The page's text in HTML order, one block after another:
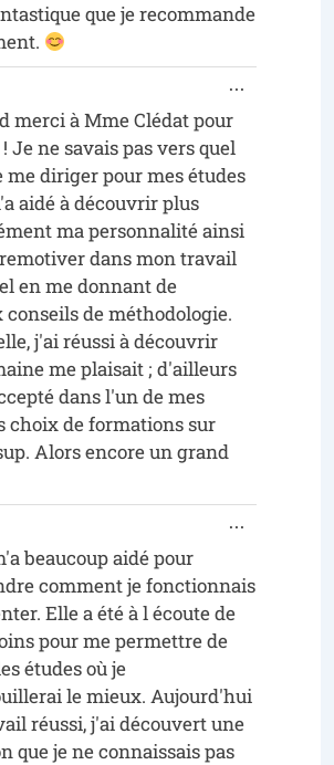
que je recommande
merci à Mme Clédat pour
Je ne savais pas vers quel
me diriger pour mes études
aidé à découvrir plus
ma personnalité ainsi
dans mon travail
en me donnant de
conseils de méthodologie.
j'ai réussi à découvrir
me plaisait ; d'ailleurs
dans l'un de mes
choix de formations sur
Alors encore un grand
...
beaucoup aidé pour
comment je fonctionnais
Elle a été à l écoute de
pour me permettre de
études où je
le mieux. Aujourd'hui
réussi, j'ai découvert une
que je ne connaissais pas
...